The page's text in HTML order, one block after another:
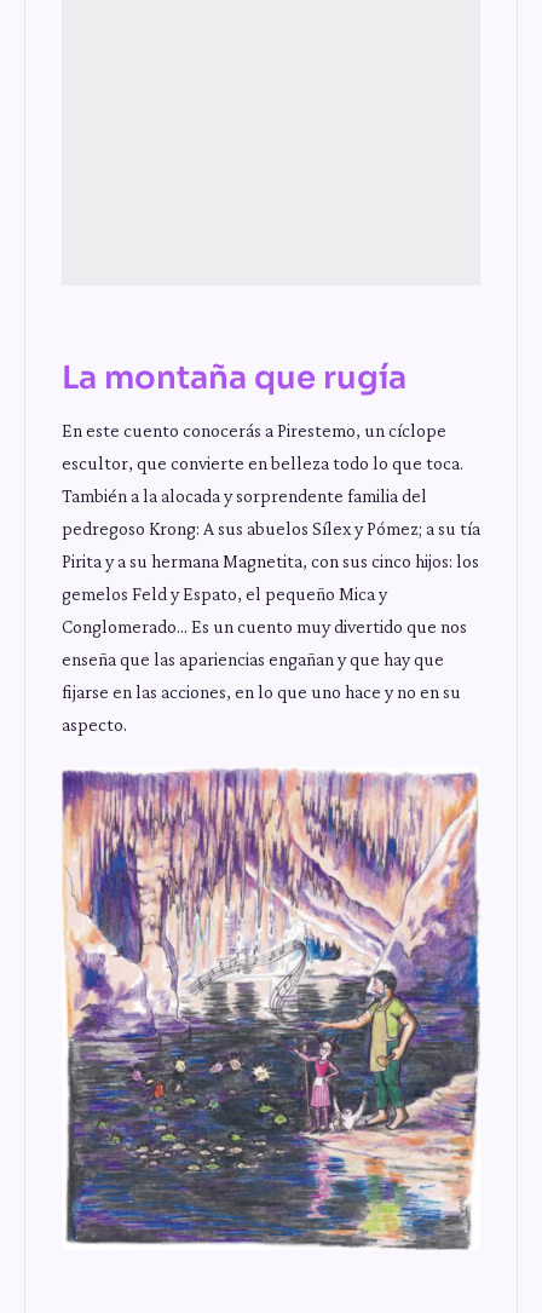
La montaña que rugía
En este cuento conocerás a Pirestemo, un cíclope
escultor, que convierte en belleza todo lo que toca.
También a la alocada y sorprendente familia del
pedregoso Krong: A sus abuelos Sílex y Pómez; a su tía
Pirita y a su hermana Magnetita, con sus cinco hijos: los
gemelos Feld y Espato, el pequeño Mica y
Conglomerado… Es un cuento muy divertido que nos
enseña que las apariencias engañan y que hay que
fijarse en las acciones, en lo que uno hace y no en su
aspecto.